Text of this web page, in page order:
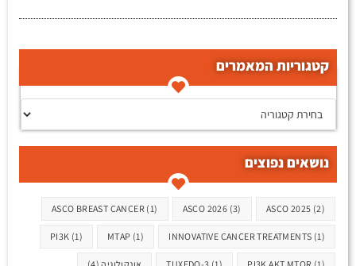
קטגוריות המאמרים
קטגוריות המאמרים
נושאים נפוצים
תגיות
ASCO 2025 (2)
ASCO 2026 (3)
ASCO BREAST CANCER(1)
INNOVATIVE CANCER TREATMENTS (1)
MTAP (1)
PI3K (1)